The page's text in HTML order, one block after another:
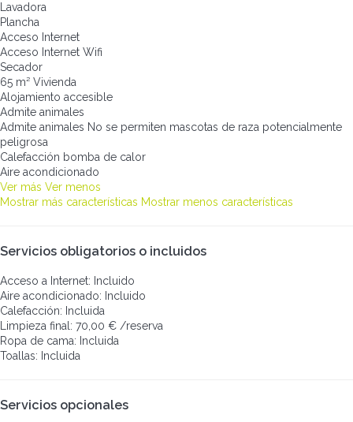
Lavadora
Plancha
Acceso Internet
Acceso Internet Wifi
Secador
65 m² Vivienda
Alojamiento accesible
Admite animales
Admite animales No se permiten mascotas de raza potencialmente
peligrosa
Calefacción bomba de calor
Aire acondicionado
Ver más Ver menos
Mostrar más características Mostrar menos características
Servicios obligatorios o incluidos
Acceso a Internet: Incluido
Aire acondicionado: Incluido
Calefacción: Incluida
Limpieza final: 70,00 € /reserva
Ropa de cama: Incluida
Toallas: Incluida
Servicios opcionales